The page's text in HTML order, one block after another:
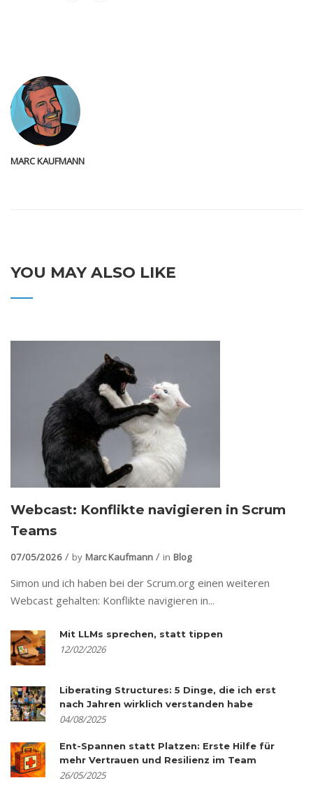
MARC KAUFMANN
YOU MAY ALSO LIKE
Webcast: Konflikte navigieren in Scrum
Teams
07/05/2026 by Marc Kaufmann in Blog
Simon und ich haben bei der Scrum.org einen weiteren
Webcast gehalten: Konflikte navigieren in...
Mit LLMs sprechen, statt tippen
12/02/2026
Liberating Structures: 5 Dinge, die ich erst
nach Jahren wirklich verstanden habe
04/08/2025
Ent-Spannen statt Platzen: Erste Hilfe für
mehr Vertrauen und Resilienz im Team
26/05/2025